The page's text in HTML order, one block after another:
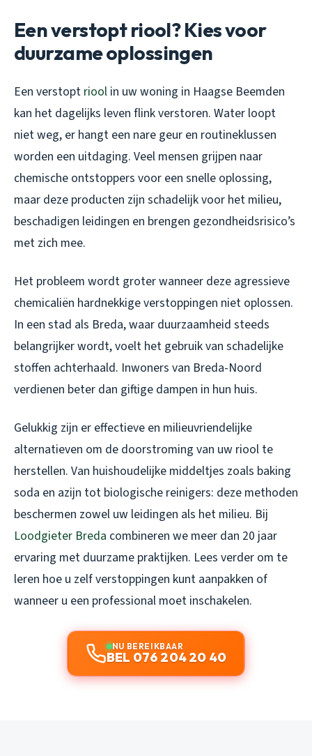
Een verstopt riool? Kies voor
duurzame oplossingen
Een verstopt riool in uw woning in Haagse Beemden
kan het dagelijks leven flink verstoren. Water loopt
niet weg, er hangt een nare geur en routineklussen
worden een uitdaging. Veel mensen grijpen naar
chemische ontstoppers voor een snelle oplossing,
maar deze producten zijn schadelijk voor het milieu,
beschadigen leidingen en brengen gezondheidsrisico’s
met zich mee.
Het probleem wordt groter wanneer deze agressieve
chemicaliën hardnekkige verstoppingen niet oplossen.
In een stad als Breda, waar duurzaamheid steeds
belangrijker wordt, voelt het gebruik van schadelijke
stoffen achterhaald. Inwoners van Breda-Noord
verdienen beter dan giftige dampen in hun huis.
Gelukkig zijn er effectieve en milieuvriendelijke
alternatieven om de doorstroming van uw riool te
herstellen. Van huishoudelijke middeltjes zoals baking
soda en azijn tot biologische reinigers: deze methoden
beschermen zowel uw leidingen als het milieu. Bij
Loodgieter Breda combineren we meer dan 20 jaar
ervaring met duurzame praktijken. Lees verder om te
leren hoe u zelf verstoppingen kunt aanpakken of
wanneer u een professional moet inschakelen.
NU BEREIKBAAR
BEL 076 204 20 40